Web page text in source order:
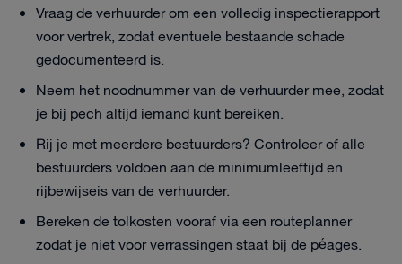
Vraag de verhuurder om een volledig inspectierapport
voor vertrek, zodat eventuele bestaande schade
gedocumenteerd is.
Neem het noodnummer van de verhuurder mee, zodat
je bij pech altijd iemand kunt bereiken.
Rij je met meerdere bestuurders? Controleer of alle
bestuurders voldoen aan de minimumleeftijd en
rijbewijseis van de verhuurder.
Bereken de tolkosten vooraf via een routeplanner
zodat je niet voor verrassingen staat bij de péages.